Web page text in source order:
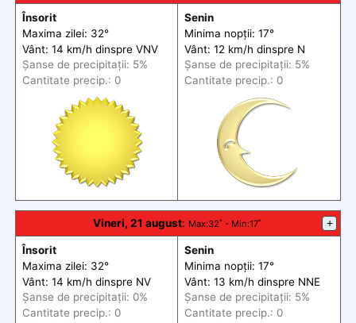
Însorit
Maxima zilei: 32°
Vânt: 14 km/h dinspre VNV
Șanse de precipitații: 5%
Cantitate precip.: 0
Senin
Minima nopții: 17°
Vânt: 12 km/h dinspre N
Șanse de precipitații: 5%
Cantitate precip.: 0
Vineri, 21 august: Max:32˚ - Min:17˚ +
Însorit
Maxima zilei: 32°
Vânt: 14 km/h dinspre NV
Șanse de precipitații: 0%
Cantitate precip.: 0
Senin
Minima nopții: 17°
Vânt: 13 km/h dinspre NNE
Șanse de precipitații: 5%
Cantitate precip.: 0